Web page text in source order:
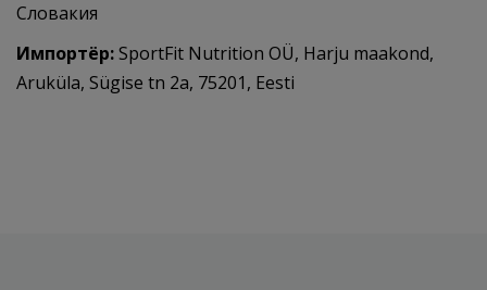
Словакия
Импортёр:SportFit Nutrition OÜ, Harju maakond,
Aruküla, Sügise tn 2a, 75201, Eesti